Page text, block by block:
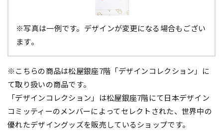
※写真は一例です。デザインが変更になる場合もござい
ます。
※こちらの商品は松屋銀座7階「デザインコレクション」に
て取り扱いの商品です。
「デザインコレクション」は松屋銀座7階にて日本デザイン
コミッティーのメンバーによってセレクトされた、世界中の
優れたデザイングッズを販売しているショップです。